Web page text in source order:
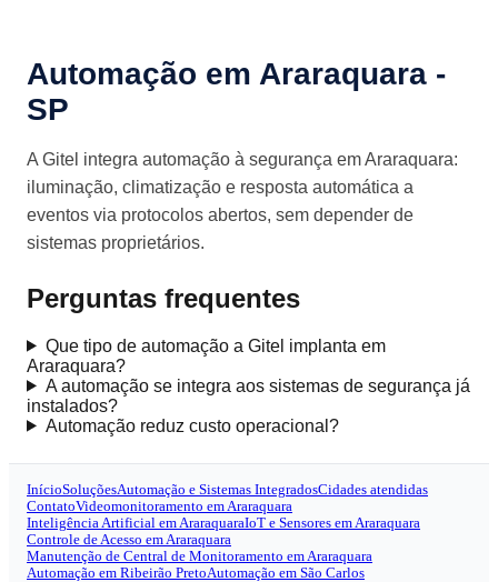
Automação em Araraquara -
SP
A Gitel integra automação à segurança em Araraquara:
iluminação, climatização e resposta automática a
eventos via protocolos abertos, sem depender de
sistemas proprietários.
Perguntas frequentes
Que tipo de automação a Gitel implanta em
Araraquara?
A automação se integra aos sistemas de segurança já
instalados?
Automação reduz custo operacional?
InícioSoluçõesAutomação e Sistemas IntegradosCidades atendidas
ContatoVideomonitoramento em Araraquara
Inteligência Artificial em AraraquaraIoT e Sensores em Araraquara
Controle de Acesso em Araraquara
Manutenção de Central de Monitoramento em Araraquara
Automação em Ribeirão PretoAutomação em São Carlos